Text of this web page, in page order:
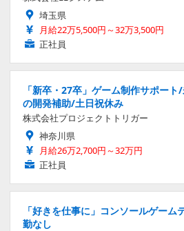
埼玉県
月給22万5,500円～32万3,500円
正社員
「新卒・27卒」ゲーム制作サポー
の開発補助/土日祝休み
株式会社プロジェクトトリガー
神奈川県
月給26万2,700円～32万円
正社員
「好きを仕事に」コンソールゲー
勤なし